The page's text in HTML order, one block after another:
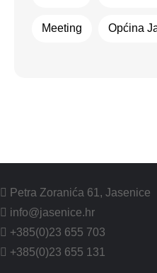
Meeting Općina
Petra Zoranića 61, Jasenice
info@jasenice.hr
+385(0)23 655 703
+385(0)23 655 131